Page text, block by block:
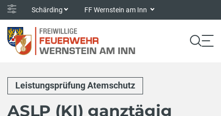
Schärding FF Wernstein am Inn
Leistungsprüfung Atemschutz
ASLP (KI) ganztägig